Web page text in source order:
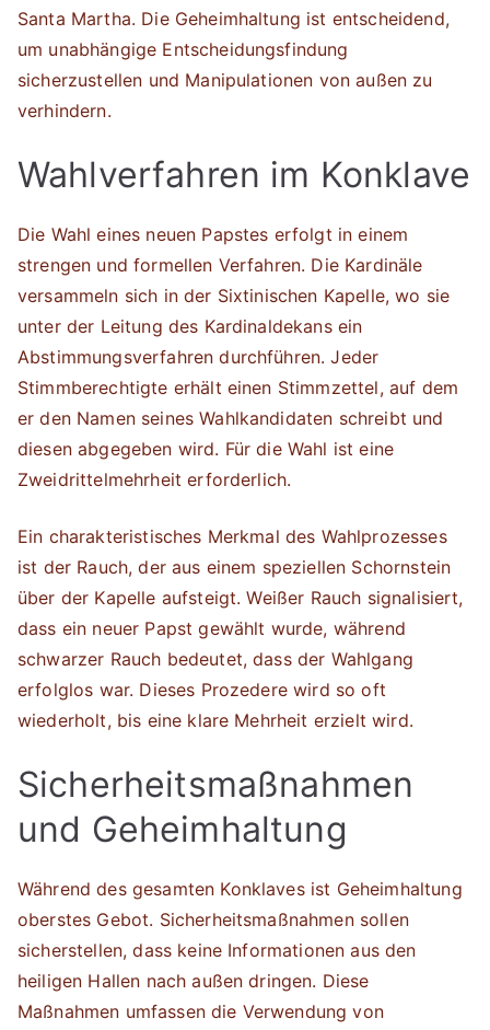
Santa Martha. Die Geheimhaltung ist entscheidend,
um unabhängige Entscheidungsfindung
sicherzustellen und Manipulationen von außen zu
verhindern.
Wahlverfahren im Konklave
Die Wahl eines neuen Papstes erfolgt in einem
strengen und formellen Verfahren. Die Kardinäle
versammeln sich in der Sixtinischen Kapelle, wo sie
unter der Leitung des Kardinaldekans ein
Abstimmungsverfahren durchführen. Jeder
Stimmberechtigte erhält einen Stimmzettel, auf dem
er den Namen seines Wahlkandidaten schreibt und
diesen abgegeben wird. Für die Wahl ist eine
Zweidrittelmehrheit erforderlich.
Ein charakteristisches Merkmal des Wahlprozesses
ist der Rauch, der aus einem speziellen Schornstein
über der Kapelle aufsteigt. Weißer Rauch signalisiert,
dass ein neuer Papst gewählt wurde, während
schwarzer Rauch bedeutet, dass der Wahlgang
erfolglos war. Dieses Prozedere wird so oft
wiederholt, bis eine klare Mehrheit erzielt wird.
Sicherheitsmaßnahmen
und Geheimhaltung
Während des gesamten Konklaves ist Geheimhaltung
oberstes Gebot. Sicherheitsmaßnahmen sollen
sicherstellen, dass keine Informationen aus den
heiligen Hallen nach außen dringen. Diese
Maßnahmen umfassen die Verwendung von